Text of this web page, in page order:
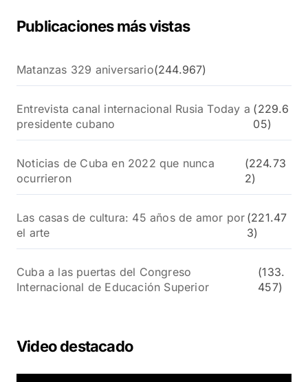
Publicaciones más vistas
Matanzas 329 aniversario(244.967)
Entrevista canal internacional Rusia Today a
presidente cubano
(229.6
05)
Noticias de Cuba en 2022 que nunca
ocurrieron
(224.73
2)
Las casas de cultura: 45 años de amor por
el arte
(221.47
3)
Cuba a las puertas del Congreso
Internacional de Educación Superior
(133.
457)
Video destacado